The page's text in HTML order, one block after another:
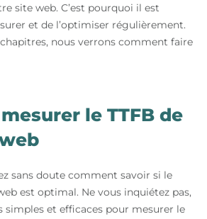
site web. C’est pourquoi il est
et de l’optimiser régulièrement.
nous verrons comment faire
le TTFB de
sans doute comment savoir si le
est optimal. Ne vous inquiétez pas,
simples et efficaces pour mesurer le